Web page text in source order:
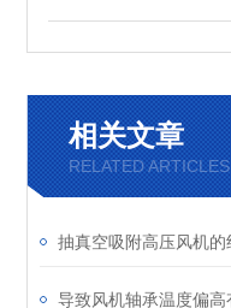
相关文章
RELATED ARTICLES